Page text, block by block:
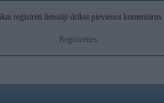
reģistrēti lietotāji drīkst pievienot komentārus
Reģistrēties